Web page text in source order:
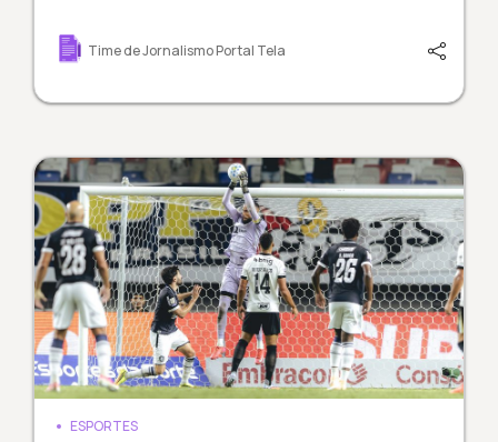
Time de Jornalismo Portal Tela
ESPORTES